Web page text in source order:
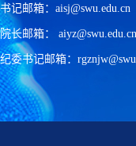
书记邮箱：aisj@swu.edu.cn
院长邮箱： aiyz@swu.edu.cn
纪委书记邮箱：